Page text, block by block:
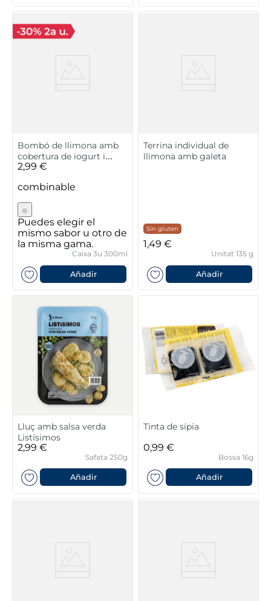
Bombó de llimona amb
cobertura de iogurt i
galeta
2,99 €
combinable
Puedes elegir el
mismo sabor u otro de
la misma gama.
Caixa 3u 300ml
Añadir
Terrina individual de
llimona amb galeta
Sin gluten
1,49 €
Unitat 135 g
Añadir
Lluç amb salsa verda
Listísimos
2,99 €
Safata 250g
Añadir
Tinta de sípia
0,99 €
Bossa 16g
Añadir